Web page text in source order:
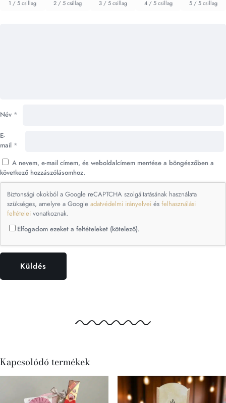
1 / 5 csillag 2 / 5 csillag 3 / 5 csillag 4 / 5 csillag 5 / 5 csillag
Név *
E-
mail *
A nevem, e-mail címem, és weboldalcímem mentése a böngészőben a
következő hozzászólásomhoz.
Biztonsági okokból a Google reCAPTCHA szolgáltatásának használata
szükséges, amelyre a Google adatvédelmi irányelvei és felhasználási
feltételei vonatkoznak.
Elfogadom ezeket a feltételeket (kötelező).
Kapcsolódó termékek